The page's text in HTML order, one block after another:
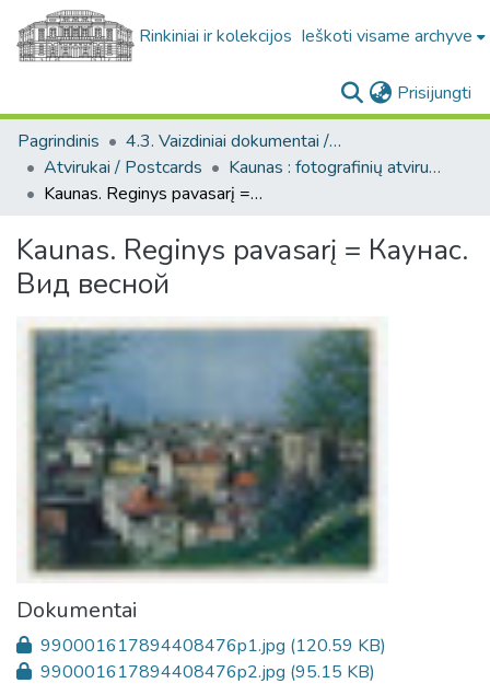
Rinkiniai ir kolekcijos Ieškoti visame archyve
Prisijungti
Pagrindinis
4.3. Vaizdiniai dokumentai / Visual documents
Atvirukai / Postcards
Kaunas : fotografinių atvirukų rinkinys, [1906-1991]
Kaunas. Reginys pavasarį = Каунас. Вид весной
Kaunas. Reginys pavasarį = Каунас.
Вид весной
Dokumentai
990001617894408476p1.jpg (120.59 KB)
990001617894408476p2.jpg (95.15 KB)